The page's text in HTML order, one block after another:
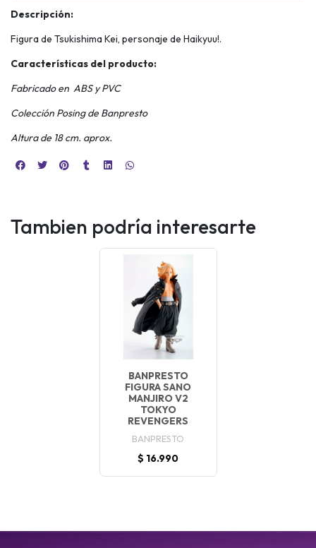
Descripción:
Figura de Tsukishima Kei, personaje de Haikyuu!.
Características del producto:
Fabricado en ABS y PVC
Colección Posing de Banpresto
Altura de 18 cm. aprox.
Tambien podría interesarte
BANPRESTO
FIGURA SANO
MANJIRO V2
TOKYO
REVENGERS
BANPRESTO
$ 16.990